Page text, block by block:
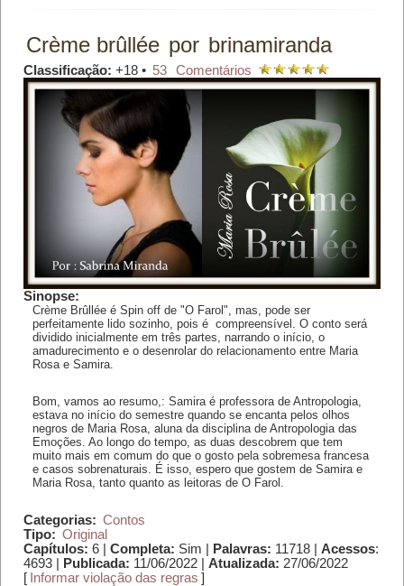
Crème brûllée por brinamiranda
Classificação: +18 • 53 Comentários
Sinopse:
Crème Brûllée é Spin off de "O Farol", mas, pode ser
perfeitamente lido sozinho, pois é compreensível. O conto será
dividido inicialmente em três partes, narrando o início, o
amadurecimento e o desenrolar do relacionamento entre Maria
Rosa e Samira.
Bom, vamos ao resumo,: Samira é professora de Antropologia,
estava no início do semestre quando se encanta pelos olhos
negros de Maria Rosa, aluna da disciplina de Antropologia das
Emoções. Ao longo do tempo, as duas descobrem que tem
muito mais em comum do que o gosto pela sobremesa francesa
e casos sobrenaturais. É isso, espero que gostem de Samira e
Maria Rosa, tanto quanto as leitoras de O Farol.
Categorias: Contos
Tipo: Original
Capítulos: 6 | Completa: Sim | Palavras: 11718 | Acessos:
4693 |
Publicada: 11/06/2022 | Atualizada: 27/06/2022
[ Informar violação das regras ]